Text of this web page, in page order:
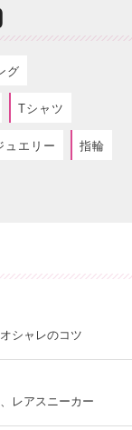
グ
Tシャツ
ュエリー 指輪
シャレのコツ
レアスニーカー